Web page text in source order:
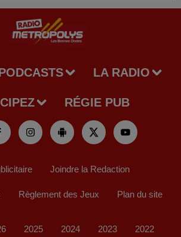
LA RADIO
RÉGIE PUB
Joindre la Redaction
Règlement des Jeux Plan du site
2025 2024 2023 2022